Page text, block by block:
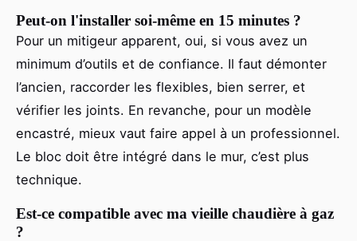
Peut-on l'installer soi-même en 15 minutes ?
Pour un mitigeur apparent, oui, si vous avez un
minimum d’outils et de confiance. Il faut démonter
l’ancien, raccorder les flexibles, bien serrer, et
vérifier les joints. En revanche, pour un modèle
encastré, mieux vaut faire appel à un professionnel.
Le bloc doit être intégré dans le mur, c’est plus
technique.
Est-ce compatible avec ma vieille chaudière à gaz
?